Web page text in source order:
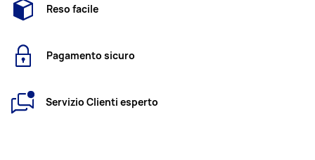
Reso facile
Pagamento sicuro
Servizio Clienti esperto